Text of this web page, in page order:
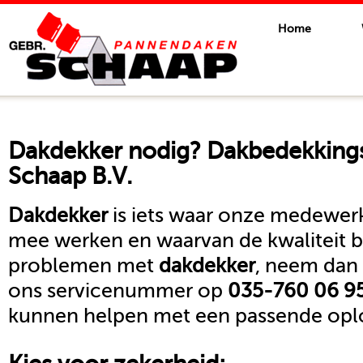
Home
Dakdekkernodig?
Schaap B.V.
Dakdekkeris iets waar onze
mee werken en waarvan de kwaliteit
problemen met dakdekker, neem
ons servicenummer op 035-760 06
kunnen helpen met een passende